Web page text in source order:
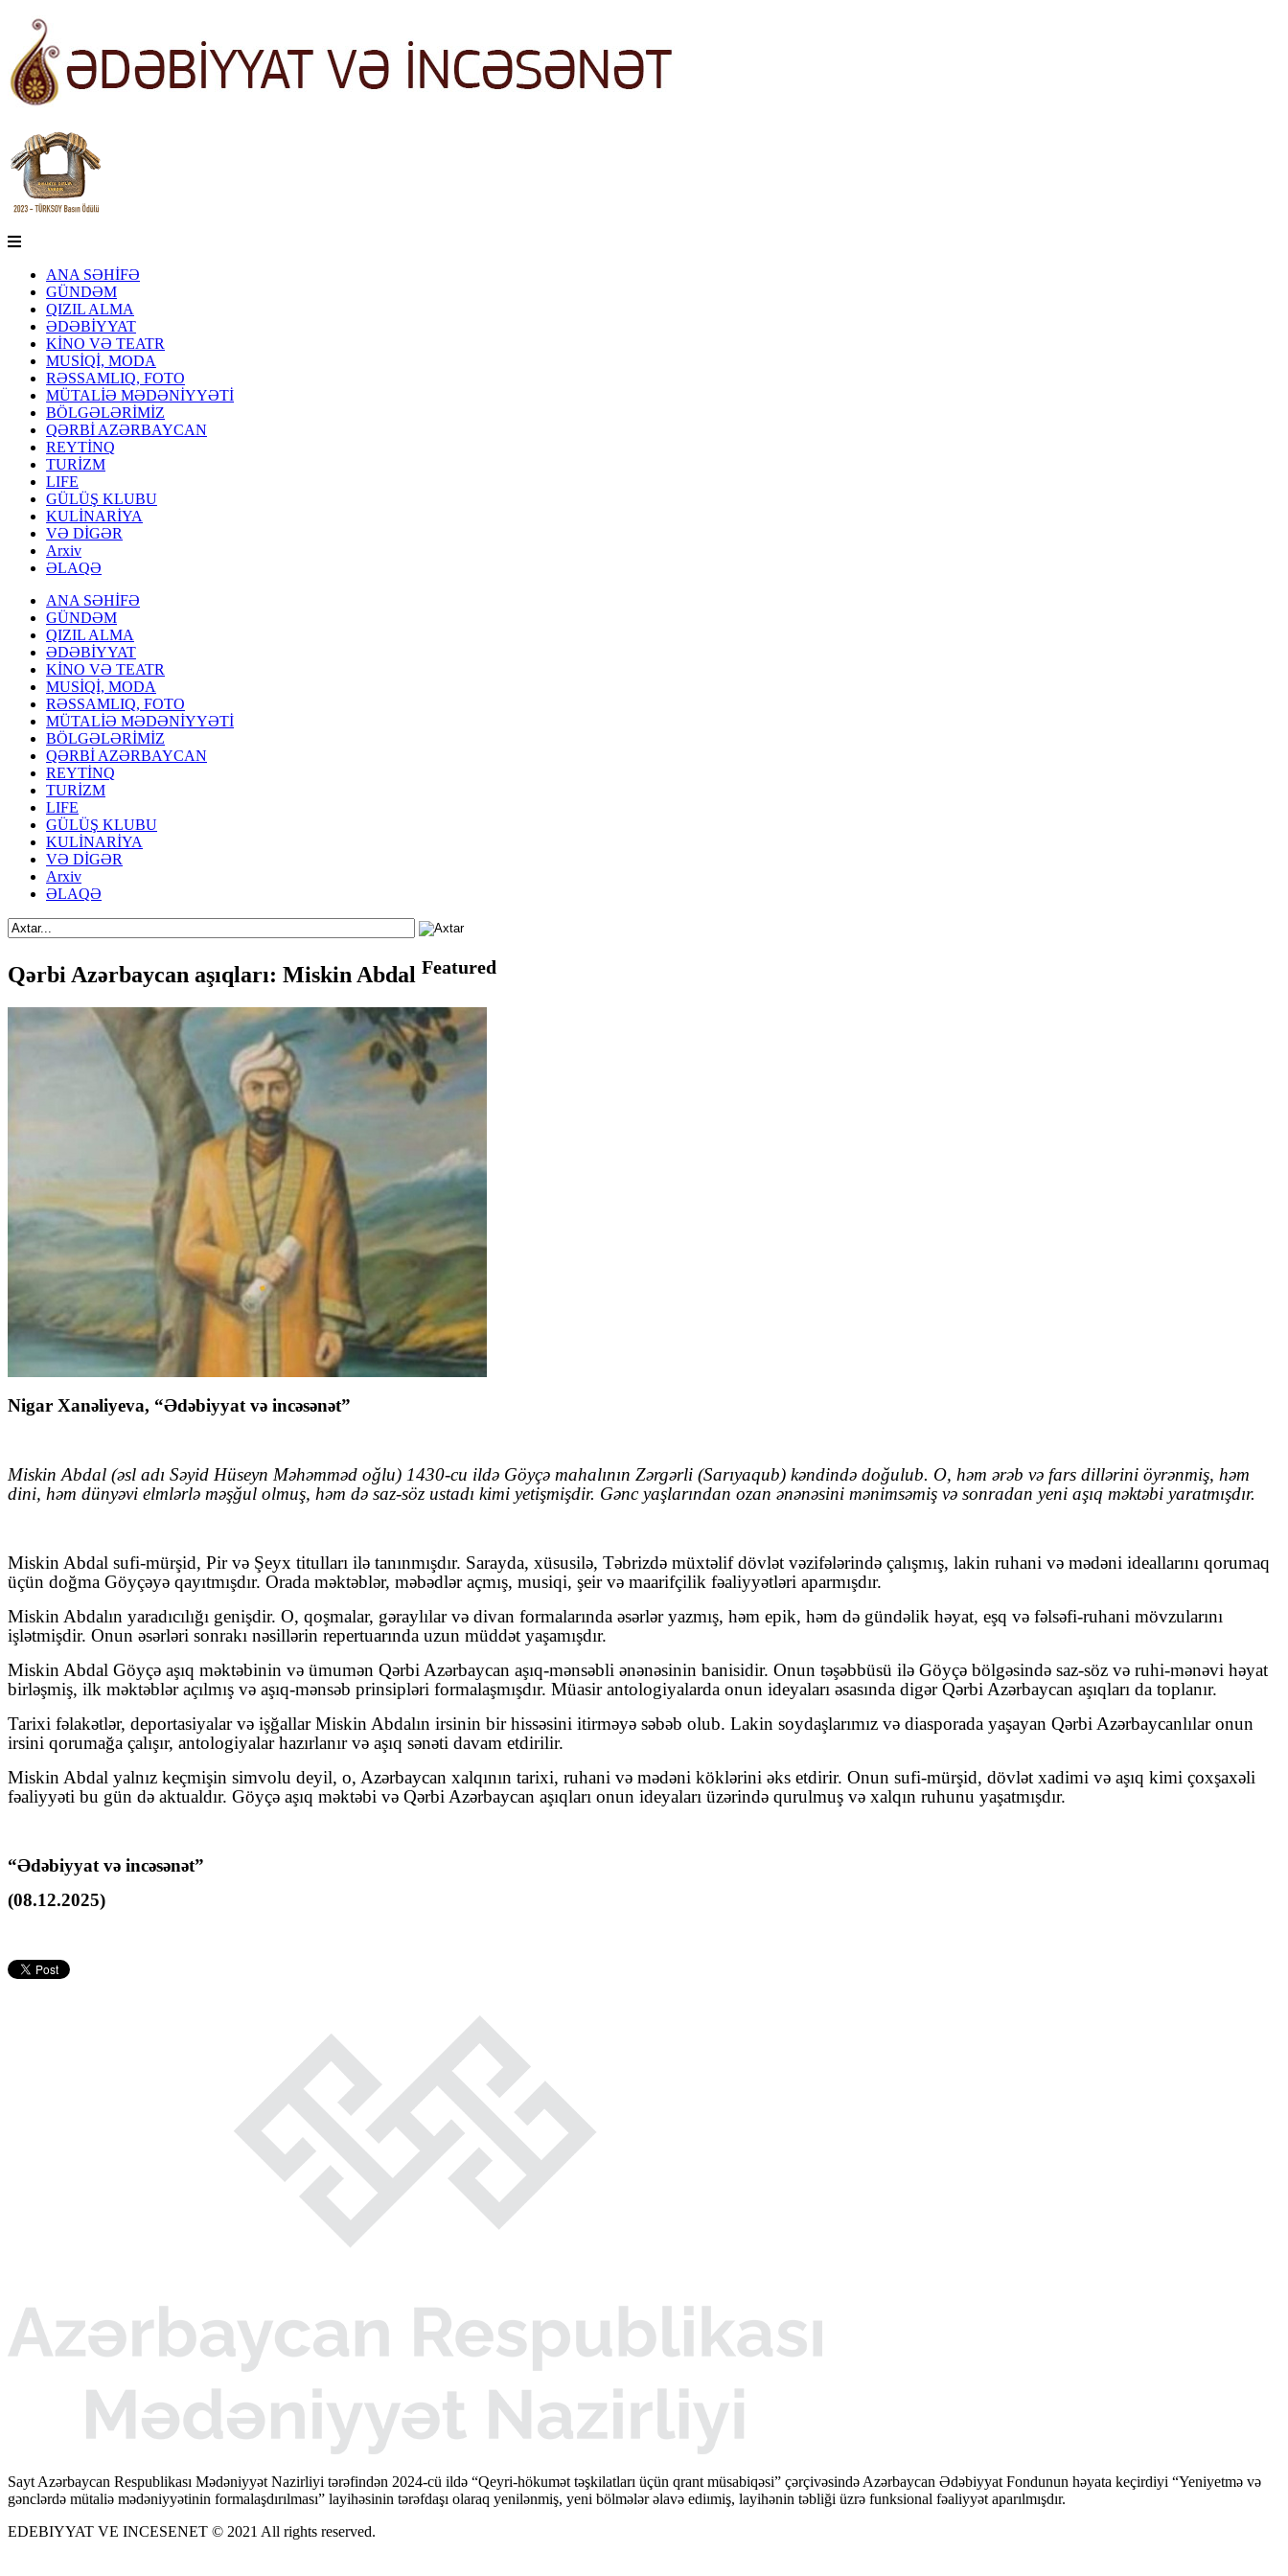
ANA SƏHİFƏ
GÜNDƏM
QIZIL ALMA
ƏDƏBİYYAT
KİNO VƏ TEATR
MUSİQİ, MODA
RƏSSAMLIQ, FOTO
MÜTALİƏ MƏDƏNİYYƏTİ
BÖLGƏLƏRİMİZ
QƏRBİ AZƏRBAYCAN
REYTİNQ
TURİZM
LIFE
GÜLÜŞ KLUBU
KULİNARİYA
VƏ DİGƏR
Arxiv
ƏLAQƏ
ANA SƏHİFƏ
GÜNDƏM
QIZIL ALMA
ƏDƏBİYYAT
KİNO VƏ TEATR
MUSİQİ, MODA
RƏSSAMLIQ, FOTO
MÜTALİƏ MƏDƏNİYYƏTİ
BÖLGƏLƏRİMİZ
QƏRBİ AZƏRBAYCAN
REYTİNQ
TURİZM
LIFE
GÜLÜŞ KLUBU
KULİNARİYA
VƏ DİGƏR
Arxiv
ƏLAQƏ
Qərbi Azərbaycan aşıqları: Miskin Abdal Featured
Nigar Xanəliyeva, “Ədəbiyyat və incəsənət”
Miskin Abdal (əsl adı Səyid Hüseyn Məhəmməd oğlu) 1430‑cu ildə Göyçə mahalının Zərgərli (Sarıyaqub) kəndində doğulub. O, həm ərəb və fars dillərini öyrənmiş, həm
dini, həm dünyəvi elmlərlə məşğul olmuş, həm də saz‑söz ustadı kimi yetişmişdir. Gənc yaşlarından ozan ənənəsini mənimsəmiş və sonradan yeni aşıq məktəbi yaratmışdır.
Miskin Abdal sufi‑mürşid, Pir və Şeyx titulları ilə tanınmışdır. Sarayda, xüsusilə, Təbrizdə müxtəlif dövlət vəzifələrində çalışmış, lakin ruhani və mədəni ideallarını qorumaq
üçün doğma Göyçəyə qayıtmışdır. Orada məktəblər, məbədlər açmış, musiqi, şeir və maarifçilik fəaliyyətləri aparmışdır.
Miskin Abdalın yaradıcılığı genişdir. O, qoşmalar, gəraylılar və divan formalarında əsərlər yazmış, həm epik, həm də gündəlik həyat, eşq və fəlsəfi‑ruhani mövzularını
işlətmişdir. Onun əsərləri sonrakı nəsillərin repertuarında uzun müddət yaşamışdır.
Miskin Abdal Göyçə aşıq məktəbinin və ümumən Qərbi Azərbaycan aşıq‑mənsəbli ənənəsinin banisidir. Onun təşəbbüsü ilə Göyçə bölgəsində saz‑söz və ruhi‑mənəvi həyat
birləşmiş, ilk məktəblər açılmış və aşıq‑mənsəb prinsipləri formalaşmışdır. Müasir antologiyalarda onun ideyaları əsasında digər Qərbi Azərbaycan aşıqları da toplanır.
Tarixi fəlakətlər, deportasiyalar və işğallar Miskin Abdalın irsinin bir hissəsini itirməyə səbəb olub. Lakin soydaşlarımız və diasporada yaşayan Qərbi Azərbaycanlılar onun
irsini qorumağa çalışır, antologiyalar hazırlanır və aşıq sənəti davam etdirilir.
Miskin Abdal yalnız keçmişin simvolu deyil, o, Azərbaycan xalqının tarixi, ruhani və mədəni köklərini əks etdirir. Onun sufi‑mürşid, dövlət xadimi və aşıq kimi çoxşaxəli
fəaliyyəti bu gün də aktualdır. Göyçə aşıq məktəbi və Qərbi Azərbaycan aşıqları onun ideyaları üzərində qurulmuş və xalqın ruhunu yaşatmışdır.
“Ədəbiyyat və incəsənət”
(08.12.2025)
Sayt Azərbaycan Respublikası Mədəniyyət Nazirliyi tərəfindən 2024-cü ildə “Qeyri-hökumət təşkilatları üçün qrant müsabiqəsi” çərçivəsində Azərbaycan Ədəbiyyat Fondunun həyata keçirdiyi “Yeniyetmə və
gənclərdə mütaliə mədəniyyətinin formalaşdırılması” layihəsinin tərəfdaşı olaraq yenilənmiş, yeni bölmələr əlavə ediımiş, layihənin təbliği üzrə funksional fəaliyyət aparılmışdır.
EDEBIYYAT VE INCESENET © 2021 All rights reserved.